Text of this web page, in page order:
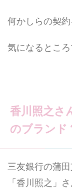
何かしらの契
気になるところ
香川照之さ
のブランド
三友銀行の蒲
「香川照之」さ